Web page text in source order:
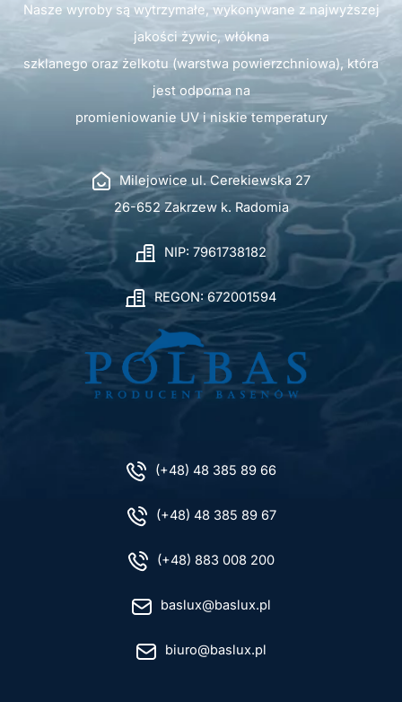
Nasze wyroby są wytrzymałe, wykonywane z najwyższej
jakości żywic, włókna
szklanego oraz żelkotu (warstwa powierzchniowa), która
jest odporna na
promieniowanie UV i niskie temperatury
Milejowice ul. Cerekiewska 27
26-652 Zakrzew k. Radomia
NIP: 7961738182
REGON: 672001594
(+48) 48 385 89 66
(+48) 48 385 89 67
(+48) 883 008 200
baslux@baslux.pl
biuro@baslux.pl